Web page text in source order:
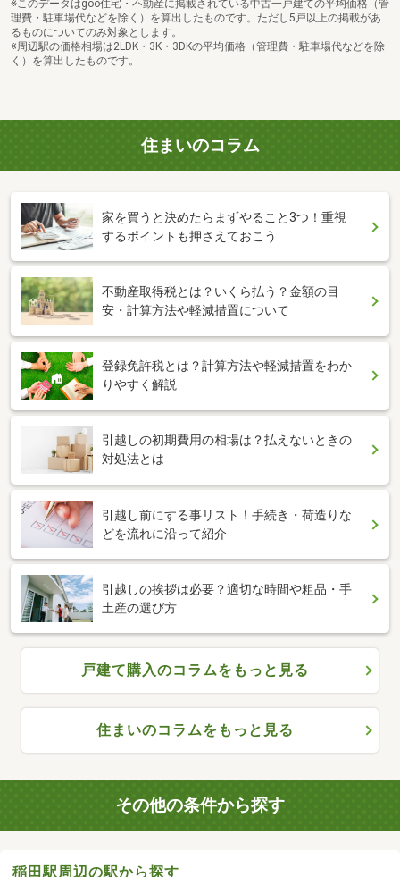
※このデータはgoo住宅・不動産に掲載されている中古一戸建ての平均価格（管
理費・駐車場代などを除く）を算出したものです。ただし5戸以上の掲載があ
るものについてのみ対象とします。
※周辺駅の価格相場は2LDK・3K・3DKの平均価格（管理費・駐車場代などを除
く）を算出したものです。
住まいのコラム
家を買うと決めたらまずやること3つ！重視
するポイントも押さえておこう
不動産取得税とは？いくら払う？金額の目
安・計算方法や軽減措置について
登録免許税とは？計算方法や軽減措置をわか
りやすく解説
引越しの初期費用の相場は？払えないときの
対処法とは
引越し前にする事リスト！手続き・荷造りな
どを流れに沿って紹介
引越しの挨拶は必要？適切な時間や粗品・手
土産の選び方
戸建て購入のコラムをもっと見る
住まいのコラムをもっと見る
その他の条件から探す
稲田駅周辺の駅から探す